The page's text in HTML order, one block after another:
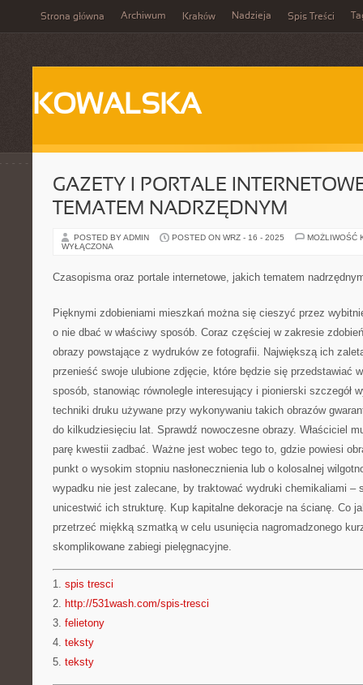
Strona główna Archiwum Kraków Nadzieja Spis Treści
KOWALSKA
GAZETY I PORTALE
TEMATEM NADRZĘDNYM
POSTED BY ADMIN POSTED ON WRZ - 16 - 2025
MOŻLIWOŚĆ
WYŁĄCZONA
Czasopisma oraz portale internetowe, jakich tematem
Pięknymi zdobieniami mieszkań można się cieszyć przez
o nie dbać w właściwy sposób. Coraz częściej w zakresie
obrazy powstające z wydruków ze fotografii. Największą ich
przenieść swoje ulubione zdjęcie, które będzie się przedstawiać
sposób, stanowiąc równolegle interesujący i pionierski szczegół
techniki druku używane przy wykonywaniu takich obrazów
do kilkudziesięciu lat. Sprawdź nowoczesne obrazy. Właściciel
parę kwestii zadbać. Ważne jest wobec tego to, gdzie powiesi
punkt o wysokim stopniu nasłonecznienia lub o kolosalnej
wypadku nie jest zalecane, by traktować wydruki chemikaliami –
unicestwić ich strukturę. Kup kapitalne dekoracje na ścianę. Co
przetrzeć miękką szmatką w celu usunięcia nagromadzonego
skomplikowane zabiegi pielęgnacyjne.
1. spis tresci
2. http://531wash.com/spis-tresci
3. felietony
4. teksty
5. teksty